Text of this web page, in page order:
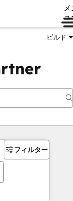
ュ
ビルド
フィルター